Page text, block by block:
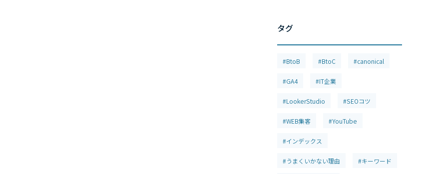
タグ
#BtoB #BtoC #canonical
#GA4 #IT企業
#LookerStudio #SEOコツ
#WEB集客 #YouTube
#インデックス
#うまくいかない理由 #キーワード